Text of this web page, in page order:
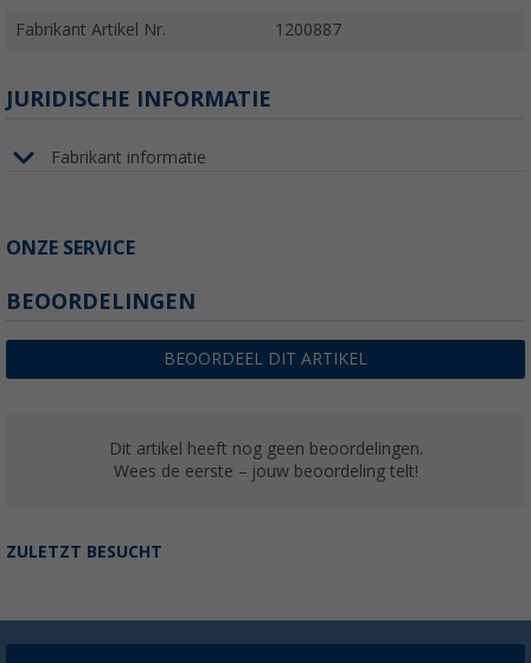
Fabrikant Artikel Nr. 1200887
JURIDISCHE INFORMATIE
Fabrikant informatie
ONZE SERVICE
BEOORDELINGEN
BEOORDEEL DIT ARTIKEL
Dit artikel heeft nog geen beoordelingen.
Wees de eerste – jouw beoordeling telt!
ZULETZT BESUCHT